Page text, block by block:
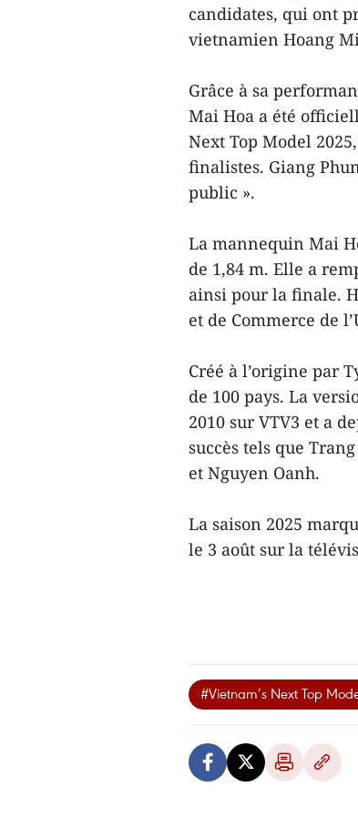
candidates, qui ont
vietnamien Hoang
Grâce à sa
Mai Hoa a été
Next Top Model
finalistes. Giang
public ».
La mannequin Mai
de 1,84 m. Elle a
ainsi pour la finale.
et de Commerce de
Créé à l’origine par
de 100 pays. La
2010 sur VTV3 et a
succès tels que
et Nguyen Oanh.
La saison 2025
le 3 août sur la
#Vietnam’s Next Top